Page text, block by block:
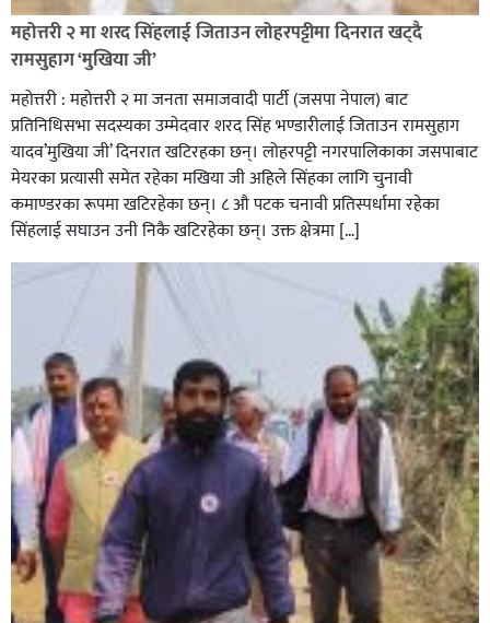
रेडक्रस सिराहा द्वारा सम्मानित
सिराहाको औरहीमा जेन-जी भेला सम्पन्न
महोत्तरी २ मा शरद सिंहलाई जिताउन लोहरपट्टीमा दिनरात खट्दै
रामसुहाग ‘मुखिया जी’
महोत्तरी : महोत्तरी २ मा जनता समाजवादी पार्टी (जसपा नेपाल) बाट
प्रतिनिधिसभा सदस्यका उम्मेदवार शरद सिंह भण्डारीलाई जिताउन रामसुहाग
यादव’मुखिया जी’ दिनरात खटिरहका छन्। लोहरपट्टी नगरपालिकाका जसपाबाट
मेयरका प्रत्यासी समेत रहेका मखिया जी अहिले सिंहका लागि चुनावी
कमाण्डरका रूपमा खटिरहेका छन्। ८ औ पटक चनावी प्रतिस्पर्धामा रहेका
सिंहलाई सघाउन उनी निकै खटिरहेका छन्। उक्त क्षेत्रमा […]